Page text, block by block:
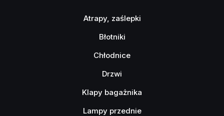
Atrapy, zaślepki
Błotniki
Chłodnice
Drzwi
Klapy bagażnika
Lampy przednie